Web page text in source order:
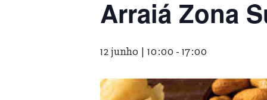
Arraiá Zona
12 junho | 10:00 - 17:00